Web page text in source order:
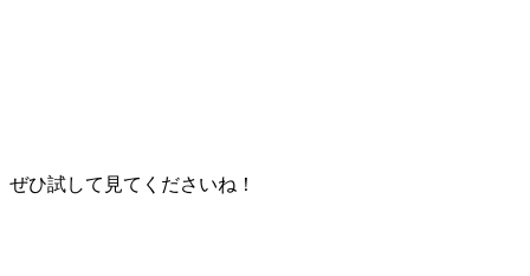
ぜひ試して見てくださいね！